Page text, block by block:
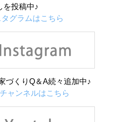
を投稿中♪
グラムはこちら
づくりQ＆A続々追加中♪
ャンネルはこちら